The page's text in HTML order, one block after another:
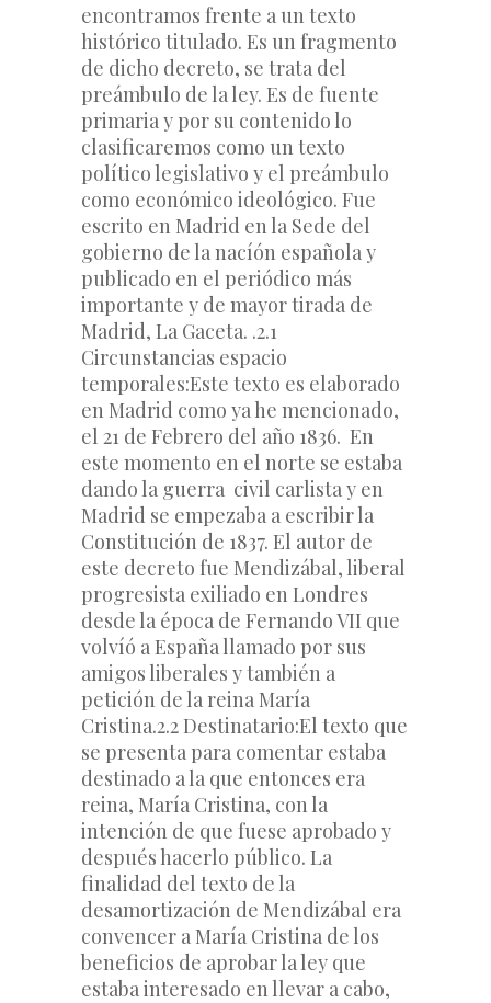
encontramos frente a un texto
histórico titulado. Es un fragmento
de dicho decreto, se trata del
preámbulo de la ley. Es de fuente
primaria y por su contenido lo
clasificaremos como un texto
político legislativo y el preámbulo
como económico ideológico. Fue
escrito en Madrid en la Sede del
gobierno de la nacíón española y
publicado en el periódico más
importante y de mayor tirada de
Madrid, La Gaceta. .2.1
Circunstancias espacio
temporales:Este texto es elaborado
en Madrid como ya he mencionado,
el 21 de Febrero del año 1836. En
este momento en el norte se estaba
dando la guerra  civil carlista y en
Madrid se empezaba a escribir la
Constitución de 1837. El autor de
este decreto fue Mendizábal, liberal
progresista exiliado en Londres
desde la época de Fernando VII que
volvíó a España llamado por sus
amigos liberales y también a
petición de la reina María
Cristina.2.2 Destinatario:El texto que
se presenta para comentar estaba
destinado a la que entonces era
reina, María Cristina, con la
intención de que fuese aprobado y
después hacerlo público. La
finalidad del texto de la
desamortización de Mendizábal era
convencer a María Cristina de los
beneficios de aprobar la ley que
estaba interesado en llevar a cabo,